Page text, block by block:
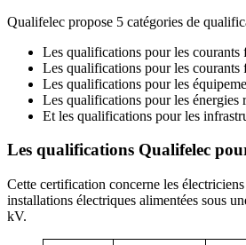
Qualifelec propose 5 catégories de
Les qualifications pour les courants
Les qualifications pour les courants
Les qualifications pour les
Les qualifications pour les énergies
Et les qualifications pour les
Les qualifications Qualifelec
Cette certification concerne les
installations électriques alimentées sous
kV.